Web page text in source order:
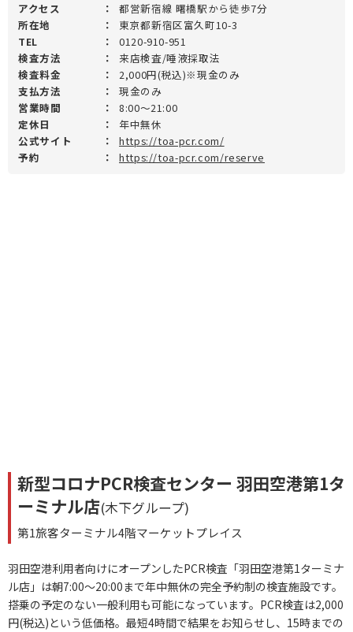
アクセス ：
都営新宿線 曙橋駅から徒歩7分
所在地
：
東京都新宿区富久町10-3
TEL
：
0120-910-951
検査方法
：
来店検査/唾液採取法
検査料金
：
2,000円(税込)※現金のみ
支払方法
：
現金のみ
営業時間
：
8:00～21:00
定休日
：
年中無休
公式サイト
：
https://toa-pcr.com/
予約
： https://toa-pcr.com/reserve
新型コロナPCR検査センター 羽田空港第1タ
ーミナル店(木下グループ)
第1旅客ターミナル4階マーケットプレイス
羽田空港利用者向けにオープンしたPCR検査「羽田空港第1ターミナ
ル店」は朝7:00～20:00まで年中無休の完全予約制の検査施設です。
搭乗の予定のない一般利用も可能になっています。PCR検査は2,000
円(税込)という低価格。最短4時間で結果をお知らせし、15時までの